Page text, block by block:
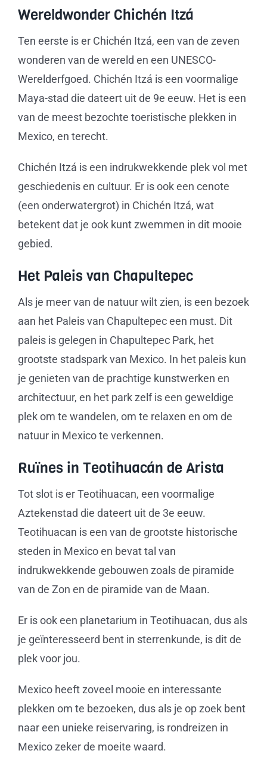
Wereldwonder Chichén Itzá
Ten eerste is er Chichén Itzá, een van de zeven
wonderen van de wereld en een UNESCO-
Werelderfgoed. Chichén Itzá is een voormalige
Maya-stad die dateert uit de 9e eeuw. Het is een
van de meest bezochte toeristische plekken in
Mexico, en terecht.
Chichén Itzá is een indrukwekkende plek vol met
geschiedenis en cultuur. Er is ook een cenote
(een onderwatergrot) in Chichén Itzá, wat
betekent dat je ook kunt zwemmen in dit mooie
gebied.
Het Paleis van Chapultepec
Als je meer van de natuur wilt zien, is een bezoek
aan het Paleis van Chapultepec een must. Dit
paleis is gelegen in Chapultepec Park, het
grootste stadspark van Mexico. In het paleis kun
je genieten van de prachtige kunstwerken en
architectuur, en het park zelf is een geweldige
plek om te wandelen, om te relaxen en om de
natuur in Mexico te verkennen.
Ruïnes in Teotihuacán de Arista
Tot slot is er Teotihuacan, een voormalige
Aztekenstad die dateert uit de 3e eeuw.
Teotihuacan is een van de grootste historische
steden in Mexico en bevat tal van
indrukwekkende gebouwen zoals de piramide
van de Zon en de piramide van de Maan.
Er is ook een planetarium in Teotihuacan, dus als
je geïnteresseerd bent in sterrenkunde, is dit de
plek voor jou.
Mexico heeft zoveel mooie en interessante
plekken om te bezoeken, dus als je op zoek bent
naar een unieke reiservaring, is rondreizen in
Mexico zeker de moeite waard.